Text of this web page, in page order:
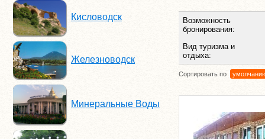
Возможность
бронирования:
Вид туризма и
отдыха:
Сортировать по
Кисловодск
Железноводск
Минеральные Воды